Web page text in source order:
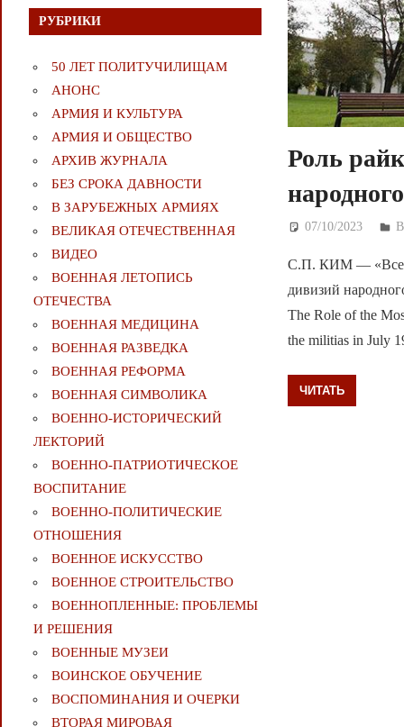
Роль
07/10/2023
С.П. КИМ — «Все
дивизий
The Role of the
the militias in July
ЧИТАТЬ
РУБРИКИ
50 ЛЕТ ПОЛИТУЧИЛИЩАМ
АНОНС
АРМИЯ И КУЛЬТУРА
АРМИЯ И ОБЩЕСТВО
АРХИВ ЖУРНАЛА
БЕЗ СРОКА ДАВНОСТИ
В ЗАРУБЕЖНЫХ АРМИЯХ
ВЕЛИКАЯ ОТЕЧЕСТВЕННАЯ
ВИДЕО
ВОЕННАЯ ЛЕТОПИСЬ
ОТЕЧЕСТВА
ВОЕННАЯ МЕДИЦИНА
ВОЕННАЯ РАЗВЕДКА
ВОЕННАЯ РЕФОРМА
ВОЕННАЯ СИМВОЛИКА
ВОЕННО-ИСТОРИЧЕСКИЙ
ЛЕКТОРИЙ
ВОЕННО-ПАТРИОТИЧЕСКОЕ
ВОСПИТАНИЕ
ВОЕННО-ПОЛИТИЧЕСКИE
ОТНОШЕНИЯ
ВОЕННОЕ ИСКУССТВО
ВОЕННОЕ СТРОИТЕЛЬСТВО
ВОЕННОПЛЕННЫЕ: ПРОБЛЕМЫ
И РЕШЕНИЯ
ВОЕННЫЕ МУЗЕИ
ВОИНСКОЕ ОБУЧЕНИЕ
ВОСПОМИНАНИЯ И ОЧЕРКИ
ВТОРАЯ МИРОВАЯ